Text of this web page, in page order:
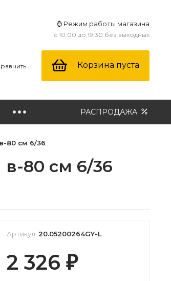
⌚ Режим работы магазина
с 10:00 до 19:30 без выходных
Корзина пуста
РАСПРОДАЖА
80 см 6/36
80 см 6/36
Артикул: 20.05200264GY-L
2 326 ₽